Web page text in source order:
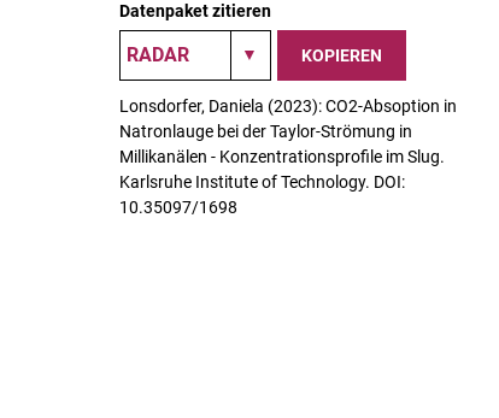
Datenpaket zitieren
KOPIEREN
Lonsdorfer, Daniela (2023): CO2-Absoption in
Natronlauge bei der Taylor-Strömung in
Millikanälen - Konzentrationsprofile im Slug.
Karlsruhe Institute of Technology. DOI:
10.35097/1698